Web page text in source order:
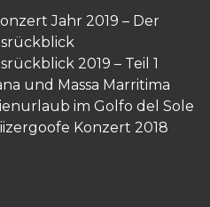
Jahr 2019 – Der
2019 – Teil 1
und Massa Marritima
im Golfo del Sole
Konzert 2018